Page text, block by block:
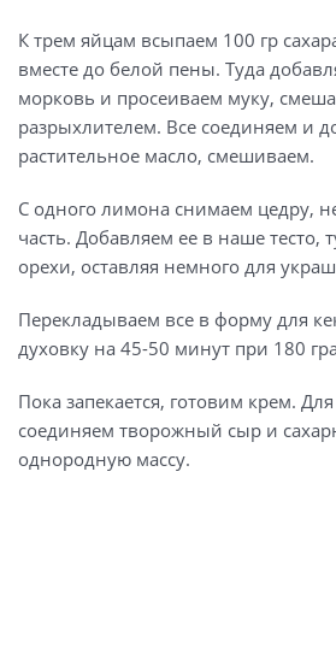
мука – 150 гр;
разрыхлитель – 1 ч. ложка;
подсолнечное масло – 40 мл;
творожный сыр – 50 гр;
сахарная пудра – 1 ст. ложка.
К трем яйцам всыпаем 100 гр
вместе до белой пены. Туда
морковь и просеиваем муку,
разрыхлителем. Все соединяем и
растительное масло, смешиваем.
С одного лимона снимаем цедру,
часть. Добавляем ее в наше тесто,
орехи, оставляя немного для
Перекладываем все в форму для
духовку на 45-50 минут при 180
Пока запекается, готовим крем. Для
соединяем творожный сыр и
однородную массу.